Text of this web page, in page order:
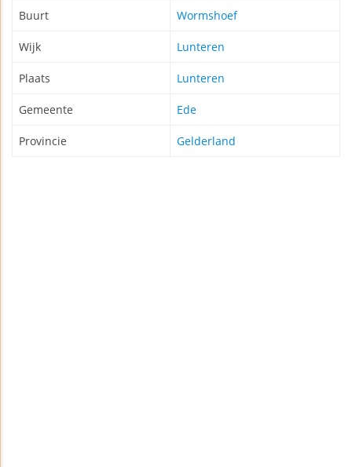
Buurt Wormshoef
Wijk Lunteren
Plaats Lunteren
Gemeente Ede
Provincie Gelderland